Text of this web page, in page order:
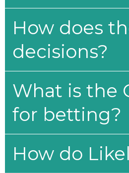
How does
decisions?
What is the
for betting?
How do